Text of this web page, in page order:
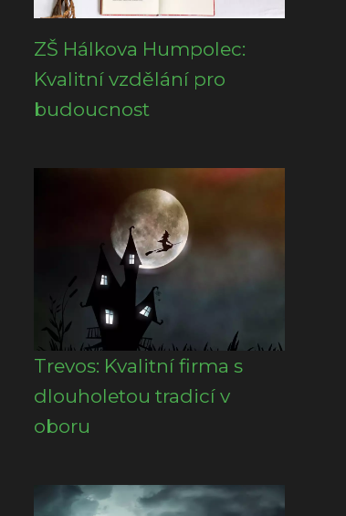
ZŠ Hálkova Humpolec:
Kvalitní vzdělání pro
budoucnost
Trevos: Kvalitní firma s
dlouholetou tradicí v
oboru